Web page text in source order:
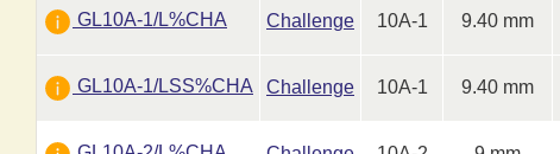
GL10A-1/L%CHA Challenge 10A-1 9.40 mm
GL10A-1/LSS%CHA Challenge 10A-1 9.40 mm